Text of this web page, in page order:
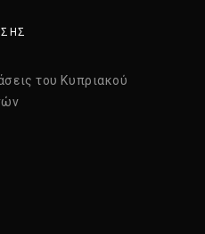
του Κυπριακού